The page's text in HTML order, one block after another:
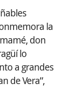
la
don
lo
a grandes
de Vera”,